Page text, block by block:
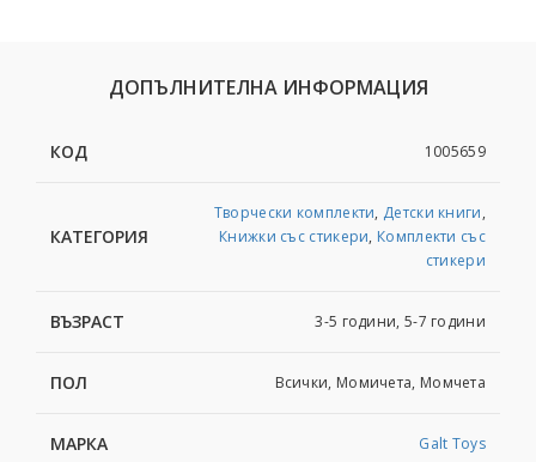
ДОПЪЛНИТЕЛНА ИНФОРМАЦИЯ
КОД 1005659
КАТЕГОРИЯ
Творчески комплекти, Детски книги,
Книжки със стикери, Комплекти със
стикери
ВЪЗРАСТ 3-5 години, 5-7 години
ПОЛ Всички, Момичета, Момчета
МАРКА Galt Toys